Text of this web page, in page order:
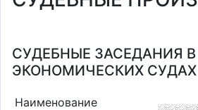
СУДЕБНЫЕ ЗАСЕДАНИЯ В
ЭКОНОМИЧЕСКИХ СУДАХ
Наименование